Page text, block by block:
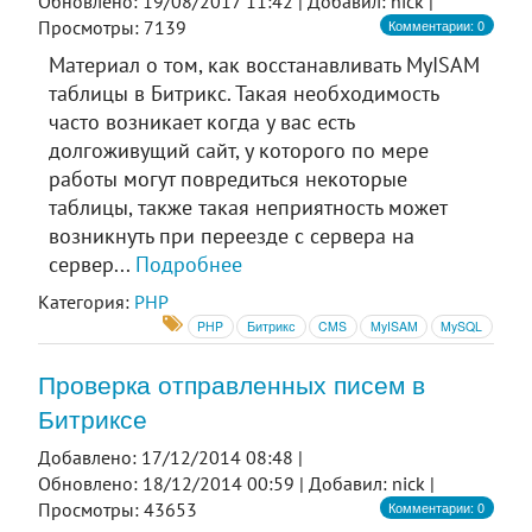
Просмотры: 7139
Комментарии: 0
Материал о том, как восстанавливать MyISAM
таблицы в Битрикс. Такая необходимость
часто возникает когда у вас есть
долгоживущий сайт, у которого по мере
работы могут повредиться некоторые
таблицы, также такая неприятность может
возникнуть при переезде с сервера на
сервер... Подробнее
Категория: PHP
PHP Битрикс CMS MyISAM MySQL
Проверка отправленных писем в
Битриксе
Добавлено: 17/12/2014 08:48 |
Обновлено: 18/12/2014 00:59 |Добавил: nick |
Просмотры: 43653
Комментарии: 0